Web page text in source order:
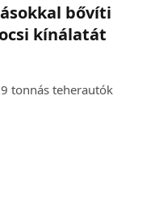
bővíti
kínálatát
tonnás teherautók